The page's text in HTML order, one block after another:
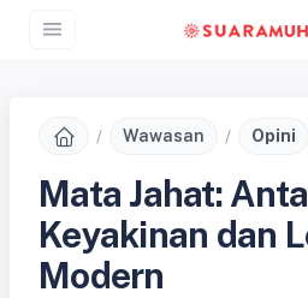
Wawasan Opini
Mata Jahat:
Keyakinan dan
Modern